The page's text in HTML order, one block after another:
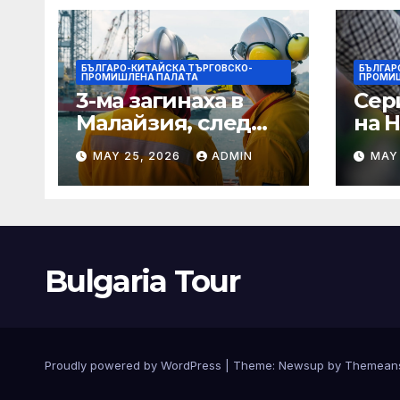
БЪЛГАРО-КИТАЙСКА ТЪРГОВСКО-
ПРОМИШЛЕНА ПАЛAТА
3-ма загинаха в
Малайзия, след
като спасителна
лодка падна в
морето от
Petronas
MAY 25, 2026 ADMIN
на
чип
Bulgaria Tour
Proudly powered by WordPress Theme: Newsup by